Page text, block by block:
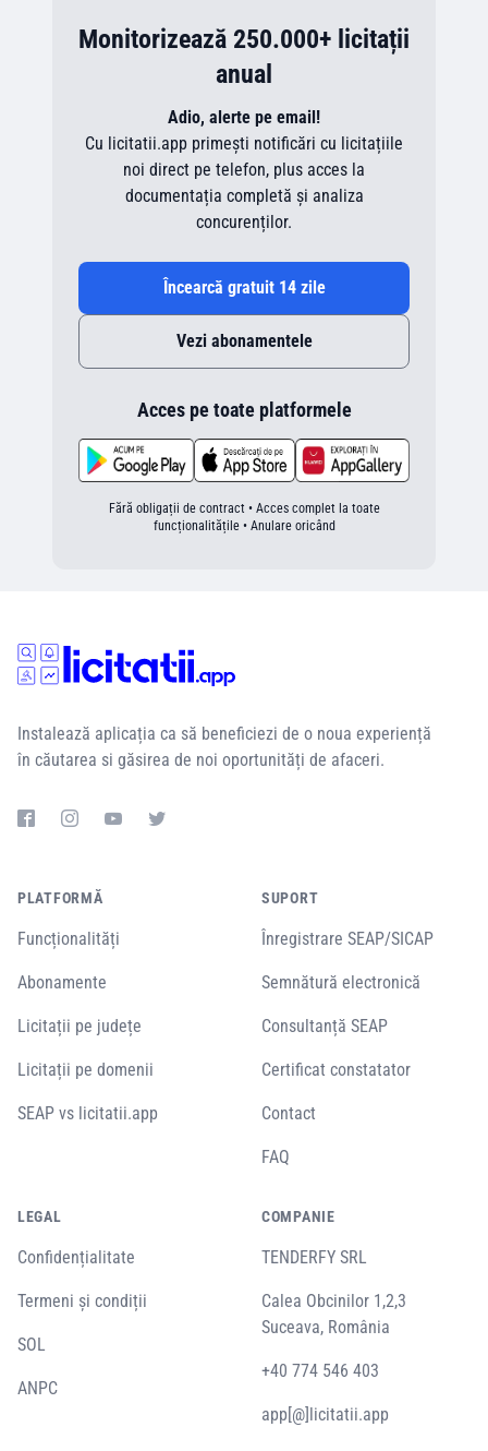
Monitorizează 250.000+ licitații
anual
Adio, alerte pe email!
Cu licitatii.app primești notificări cu licitațiile
noi direct pe telefon, plus acces la
documentația completă și analiza
concurenților.
Încearcă gratuit 14 zile
Vezi abonamentele
Acces pe toate platformele
Fără obligații de contract • Acces complet la toate
funcționalitățile • Anulare oricând
Instalează aplicația ca să beneficiezi de o noua experiență
în căutarea si găsirea de noi oportunități de afaceri.
PLATFORMĂ
Funcționalități
Abonamente
Licitații pe județe
Licitații pe domenii
SEAP vs licitatii.app
SUPORT
Înregistrare SEAP/SICAP
Semnătură electronică
Consultanță SEAP
Certificat constatator
Contact
FAQ
LEGAL
Confidențialitate
Termeni și condiții
SOL
ANPC
COMPANIE
TENDERFY SRL
Calea Obcinilor 1,2,3
Suceava, România
+40 774 546 403
app[@]licitatii.app